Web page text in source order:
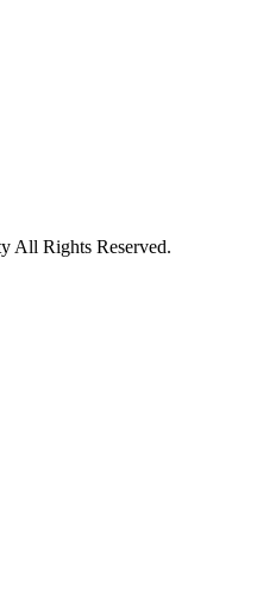
All Rights Reserved.